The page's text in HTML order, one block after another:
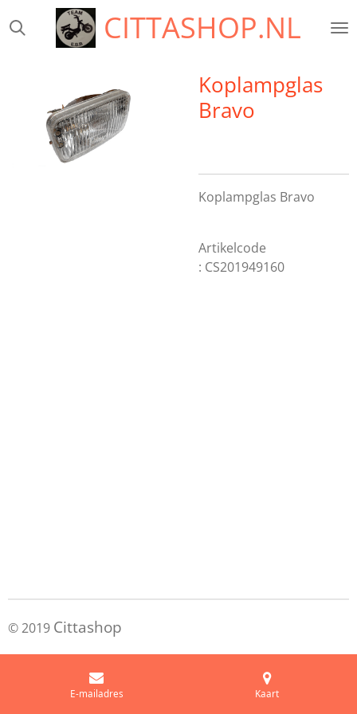
direct
hoofdinhoud
CITTASHOP.NL
Koplampglas
Bravo
Koplampglas Bravo
Artikelcode
: CS201949160
© 2019 Cittashop
E-mailadres Kaart